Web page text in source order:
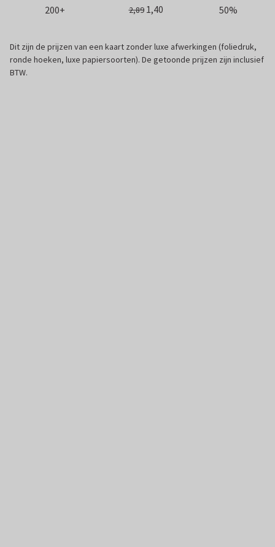
200+
2,89 1,40 50%
Dit zijn de prijzen van een kaart zonder luxe afwerkingen (foliedruk,
ronde hoeken, luxe papiersoorten). De getoonde prijzen zijn inclusief
BTW.